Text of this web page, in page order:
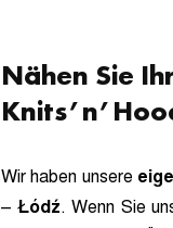
Nähen Sie
Wir haben unsere
– Łódź. Wenn Sie